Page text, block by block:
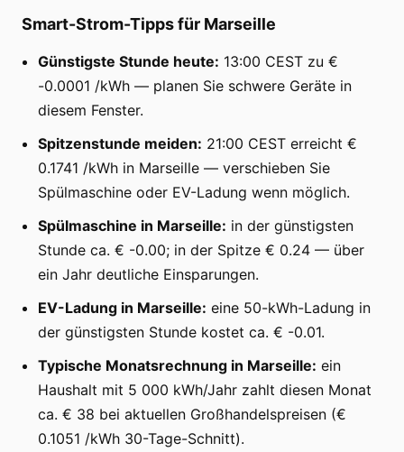
Smart-Strom-Tipps für Marseille
Günstigste Stunde heute: 13:00 CEST zu €
-0.0001 /kWh — planen Sie schwere Geräte in
diesem Fenster.
Spitzenstunde meiden: 21:00 CEST erreicht €
0.1741 /kWh in Marseille — verschieben Sie
Spülmaschine oder EV-Ladung wenn möglich.
Spülmaschine in Marseille: in der günstigsten
Stunde ca. € -0.00; in der Spitze € 0.24 — über
ein Jahr deutliche Einsparungen.
EV-Ladung in Marseille: eine 50-kWh-Ladung in
der günstigsten Stunde kostet ca. € -0.01.
Typische Monatsrechnung in Marseille: ein
Haushalt mit 5 000 kWh/Jahr zahlt diesen Monat
ca. € 38 bei aktuellen Großhandelspreisen (€
0.1051 /kWh 30-Tage-Schnitt).